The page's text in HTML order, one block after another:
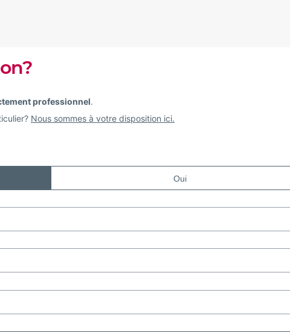
professionnel.
Nous sommes à votre disposition ici.
Oui